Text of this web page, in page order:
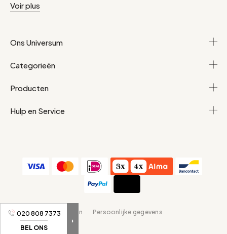
020 808 7373
BEL ONS
Voir plus
Ons Universum
Categorieën
Producten
Hulp en Service
Algemene voorwaarden Persoonlijke gegevens